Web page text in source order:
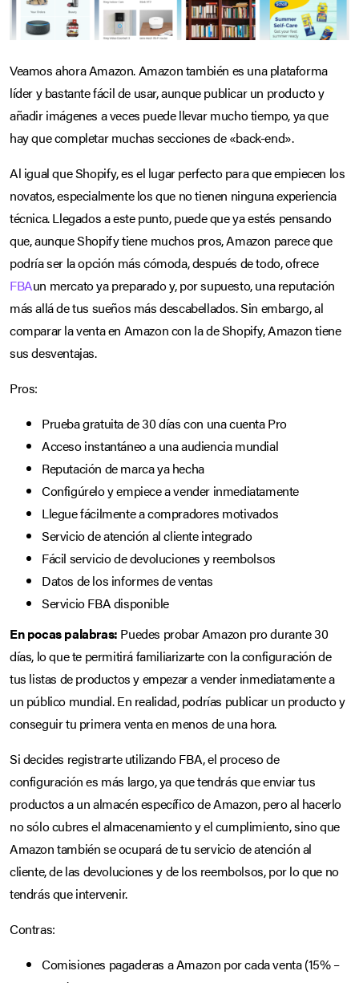
Veamos ahora Amazon. Amazon también es una plataforma
líder y bastante fácil de usar, aunque publicar un producto y
añadir imágenes a veces puede llevar mucho tiempo, ya que
hay que completar muchas secciones de «back-end».
Al igual que Shopify, es el lugar perfecto para que empiecen los
novatos, especialmente los que no tienen ninguna experiencia
técnica. Llegados a este punto, puede que ya estés pensando
que, aunque Shopify tiene muchos pros, Amazon parece que
podría ser la opción más cómoda, después de todo, ofrece
FBAun mercato ya preparado y, por supuesto, una reputación
más allá de tus sueños más descabellados. Sin embargo, al
comparar la venta en Amazon con la de Shopify, Amazon tiene
sus desventajas.
Pros:
Prueba gratuita de 30 días con una cuenta Pro
Acceso instantáneo a una audiencia mundial
Reputación de marca ya hecha
Configúrelo y empiece a vender inmediatamente
Llegue fácilmente a compradores motivados
Servicio de atención al cliente integrado
Fácil servicio de devoluciones y reembolsos
Datos de los informes de ventas
Servicio FBA disponible
En pocas palabras: Puedes probar Amazon pro durante 30
días, lo que te permitirá familiarizarte con la configuración de
tus listas de productos y empezar a vender inmediatamente a
un público mundial. En realidad, podrías publicar un producto y
conseguir tu primera venta en menos de una hora.
Si decides registrarte utilizando FBA, el proceso de
configuración es más largo, ya que tendrás que enviar tus
productos a un almacén específico de Amazon, pero al hacerlo
no sólo cubres el almacenamiento y el cumplimiento, sino que
Amazon también se ocupará de tu servicio de atención al
cliente, de las devoluciones y de los reembolsos, por lo que no
tendrás que intervenir.
Contras:
Comisiones pagaderas a Amazon por cada venta (15% –